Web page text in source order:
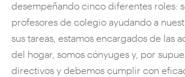
desempeñando cinco diferentes roles:
profesores de colegio ayudando a
sus tareas, estamos encargados de las
del hogar, somos cónyuges y, por
directivos y debemos cumplir con